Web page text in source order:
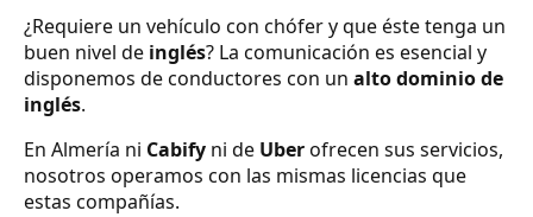
¿Requiere un vehículo con chófer y que éste tenga un
buen nivel de inglés? La comunicación es esencial y
disponemos de conductores con un alto dominio de
inglés.
En Almería ni Cabify ni de Uberofrecen sus servicios,
nosotros operamos con las mismas licencias que
estas compañías.